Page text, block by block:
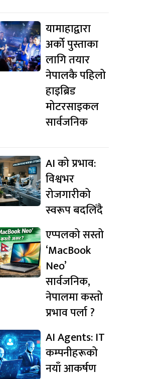
यामाहाद्वारा
अर्को पुस्ताका
लागि तयार
नेपालकै पहिलो
हाइब्रिड
मोटरसाइकल
सार्वजनिक
AI को प्रभाव:
विश्वभर
रोजगारीको
स्वरूप बदलिँदै
एप्पलको सस्तो
‘MacBook
Neo’
सार्वजनिक,
नेपालमा कस्तो
प्रभाव पर्ला ?
AI Agents: IT
कम्पनीहरूको
नयाँ आकर्षण